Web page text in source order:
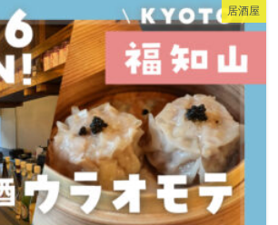
居酒屋